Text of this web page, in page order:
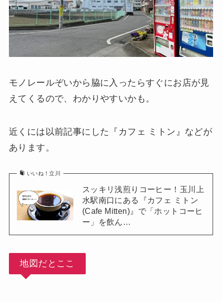
モノレールぞいから脇に入ったらすぐにお店が見
えてくるので、わかりやすいかも。
近くには以前記事にした『カフェ ミトン』などが
あります。
いいね！立川
スッキリ浅煎りコーヒー！玉川上
水駅南口にある『カフェ ミトン
(Cafe Mitten)』で「ホットコーヒ
ー」を飲ん…
地図だとここ